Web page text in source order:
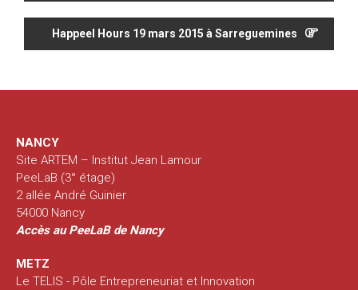
l’article
Happeel Hours 19 mars 2015 à Sarreguemines
NANCY
Site ARTEM – Institut Jean Lamour
PeeLaB (3° étage)
2 allée André Guinier
54000 Nancy
Accès au PeeLaB de Nancy
METZ
Le TELIS - Pôle Entrepreneuriat et Innovation